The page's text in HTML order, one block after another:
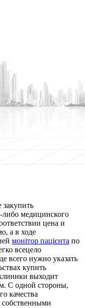
либо медицинского
цена и
а в ходе
монітор пацієнта по
всецело
всего нужно указать
купить
выходит
С одной стороны,
качества
собственными